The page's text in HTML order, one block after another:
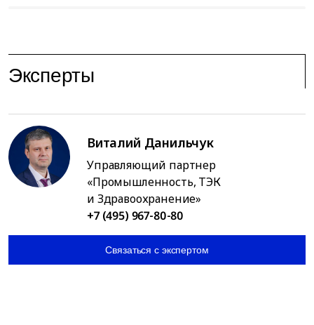
Эксперты
Виталий Данильчук
Управляющий партнер
«Промышленность, ТЭК
и Здравоохранение»
+7 (495) 967-80-80
Связаться с экспертом